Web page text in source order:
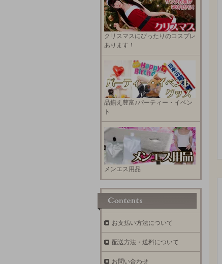
クリスマスにぴったりのコスプレ
あります！
品揃え豊富♪パーティー・イベン
ト
メンエス用品
お支払い方法について
配送方法・送料について
お問い合わせ